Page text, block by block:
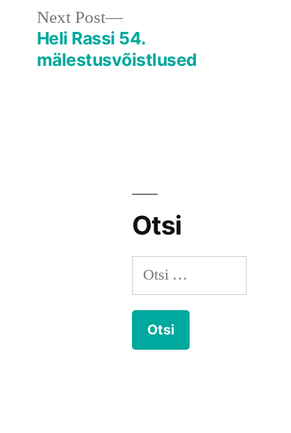
Next Post
Next
post:
Heli Rassi 54.
mälestusvõistlused
Otsi
Otsi: